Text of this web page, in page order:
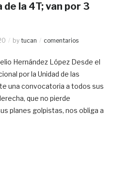
la 4T; van por 3
by tucan comentarios
Hernández López Desde el
por la Unidad de las
una convocatoria a todos sus
que no pierde
planes golpistas, nos obliga a